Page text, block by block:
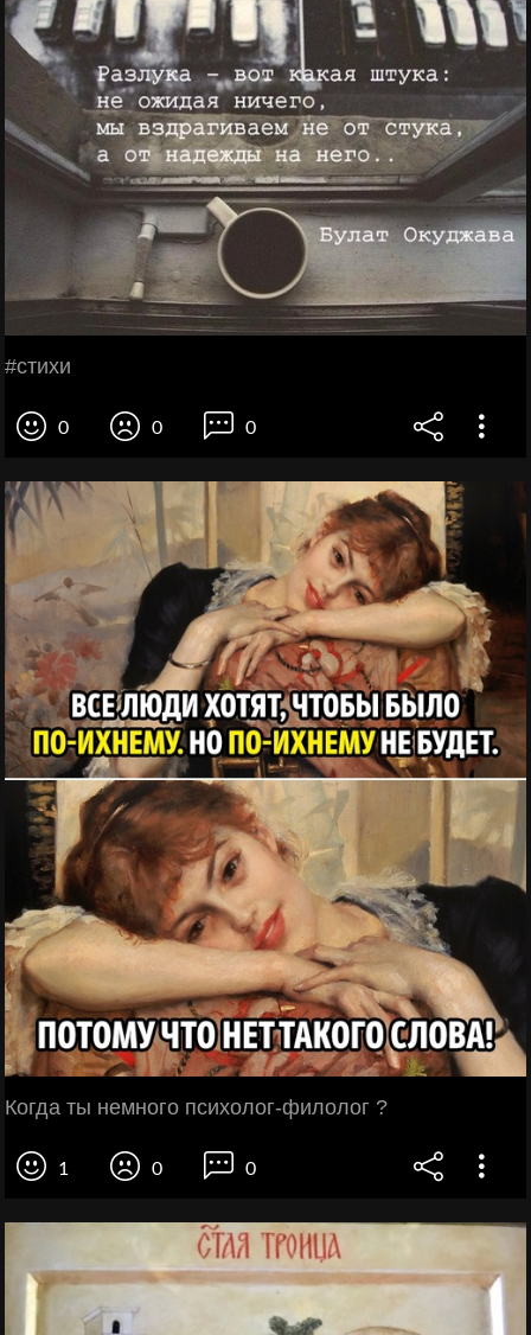
#стихи
0 0 0
Когда ты немного психолог-филолог ?
1 0 0